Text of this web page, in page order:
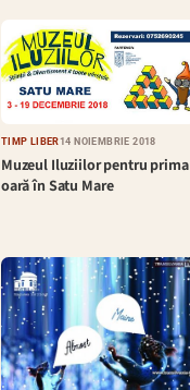
TIMP LIBER14 NOIEMBRIE 2018
Muzeul Iluziilor pentru prima
oară în Satu Mare